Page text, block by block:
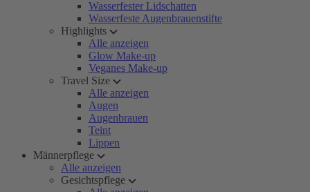
Wasserfester Lidschatten
Wasserfeste Augenbrauenstifte
Highlights
Alle anzeigen
Glow Make-up
Veganes Make-up
Travel Size
Alle anzeigen
Augen
Augenbrauen
Teint
Lippen
Männerpflege
Alle anzeigen
Gesichtspflege